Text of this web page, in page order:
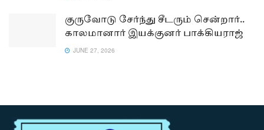
குருவோடு சேர்ந்து சீடரும் சென்றார்..
காலமானார் இயக்குனர் பாக்கியராஜ்
JUNE 27, 2026